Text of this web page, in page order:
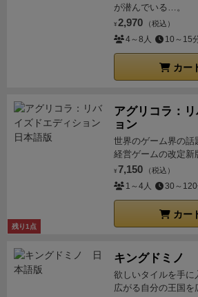
が潜んでいる…。
¥ 2,970 （税込）
4～8人 10～15
カー
残り1点
アグリコラ：
ョン
世界のゲーム界の話
経営ゲームの改定新
¥ 7,150 （税込）
1～4人 30～120
カー
キングドミノ
欲しいタイルを手に
広がる自分の王国を